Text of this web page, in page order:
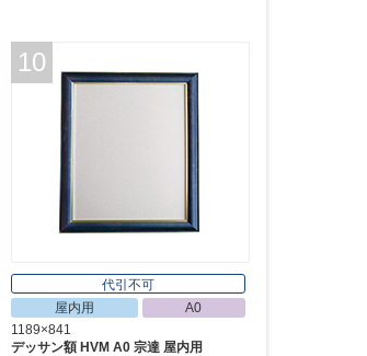
10
代引不可
屋内用
A0
1189×841
デッサン額 HVM A0 宗達 屋内用